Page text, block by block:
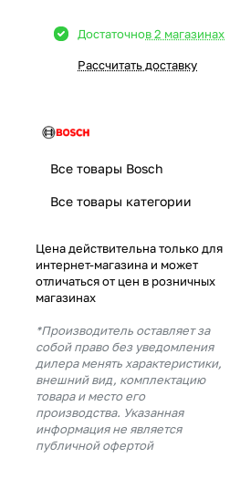
Достаточнов 2 магазинах
Рассчитать доставку
Все товары Bosch
Все товары категории
Цена действительна только для
интернет-магазина и может
отличаться от цен в розничных
магазинах
*Производитель оставляет за
собой право без уведомления
дилера менять характеристики,
внешний вид, комплектацию
товара и место его
производства. Указанная
информация не является
публичной офертой
банка
% будут
с вашей карты